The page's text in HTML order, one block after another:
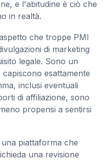
e l'abitudine è ciò che
in realtà.
che troppe PMI
di marketing
legale. Sono un
esattamente
inclusi eventuali
di affiliazione, sono
propensi a sentirsi
piattaforma che
una revisione